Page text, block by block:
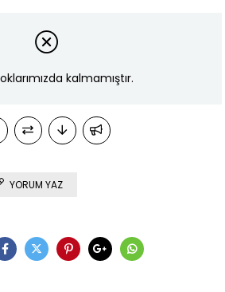
kalmamıştır.
YORUM YAZ